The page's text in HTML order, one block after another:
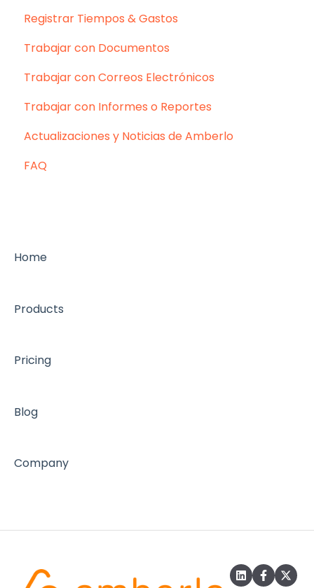
Registrar Tiempos & Gastos
Trabajar con Documentos
Trabajar con Correos Electrónicos
Trabajar con Informes o Reportes
Actualizaciones y Noticias de Amberlo
FAQ
Home
Products
Pricing
Blog
Company